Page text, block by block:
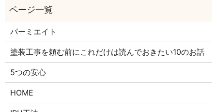
パーミエイト
塗装工事を頼む前にこれだけは読んでおきたい10のお話
5つの安心
HOME